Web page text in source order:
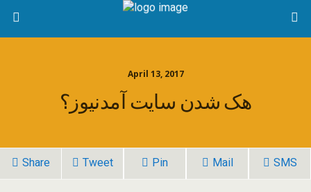
April 13, 2017
هک شدن سایت آمدنیوز؟
Share Tweet Pin Mail SMS